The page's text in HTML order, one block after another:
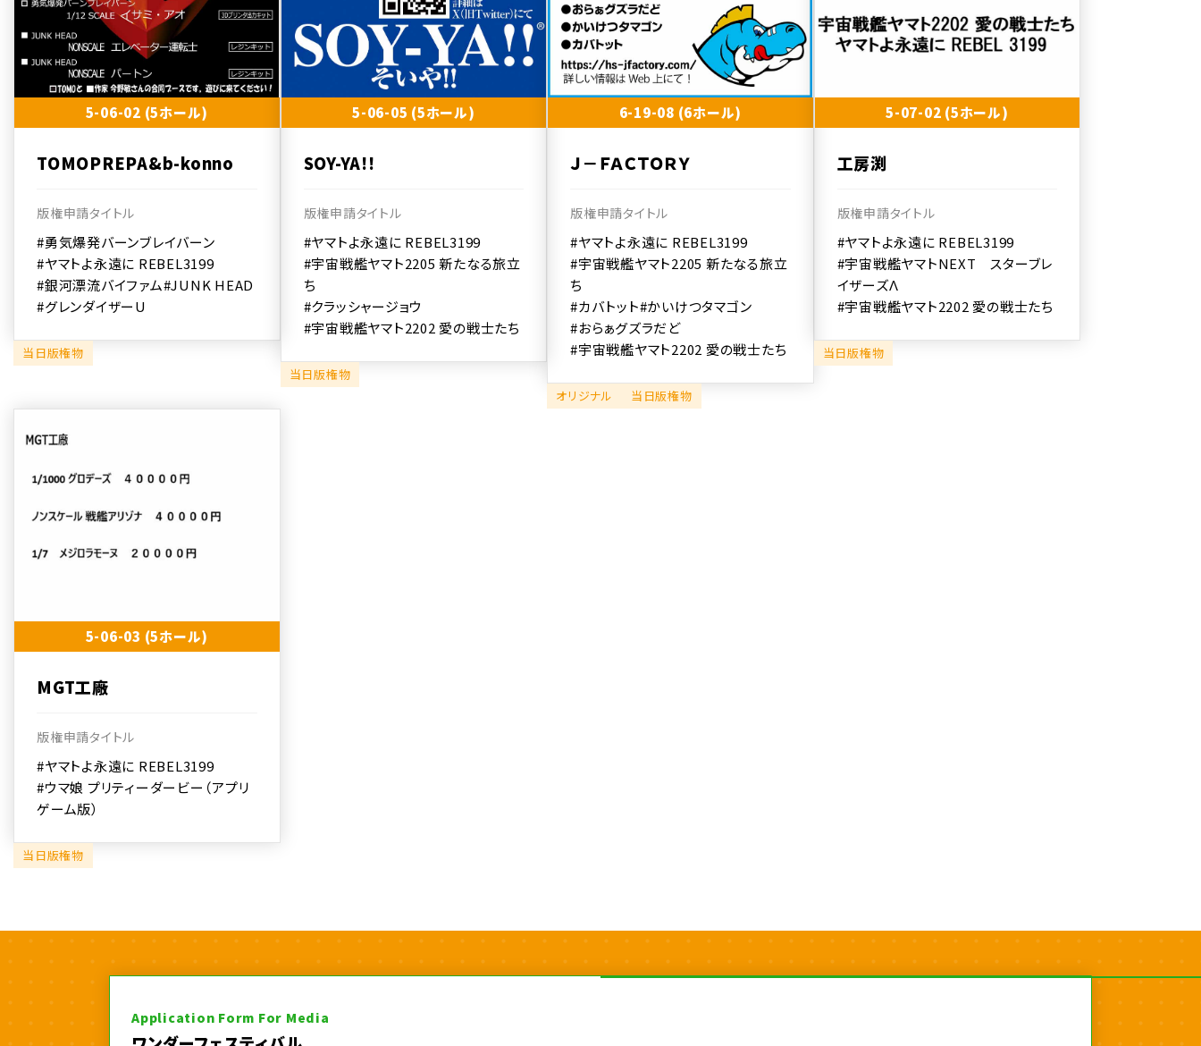
5-06-02 (5ホール)
TOMOPREPA&b-konno
版権申請タイトル
#勇気爆発バーンブレイバーン
#ヤマトよ永遠に REBEL3199
#銀河漂流バイファム#JUNK HEAD
#グレンダイザーU
当日版権物
5-06-05 (5ホール)
SOY-YA!!
版権申請タイトル
#ヤマトよ永遠に REBEL3199
#宇宙戦艦ヤマト2205 新たなる旅立
ち
#クラッシャージョウ
#宇宙戦艦ヤマト2202 愛の戦士たち
当日版権物
6-19-08 (6ホール)
Ｊ－ＦＡＣＴＯＲＹ
版権申請タイトル
#ヤマトよ永遠に REBEL3199
#宇宙戦艦ヤマト2205 新たなる旅立
ち
#カバトット#かいけつタマゴン
#おらぁグズラだど
#宇宙戦艦ヤマト2202 愛の戦士たち
オリジナル 当日版権物
5-07-02 (5ホール)
工房渕
版権申請タイトル
#ヤマトよ永遠に REBEL3199
#宇宙戦艦ヤマトNEXT スターブレ
イザーズΛ
#宇宙戦艦ヤマト2202 愛の戦士たち
当日版権物
5-06-03 (5ホール)
MGT工廠
版権申請タイトル
#ヤマトよ永遠に REBEL3199
#ウマ娘 プリティーダービー（アプリ
ゲーム版）
当日版権物
Application Form For Media